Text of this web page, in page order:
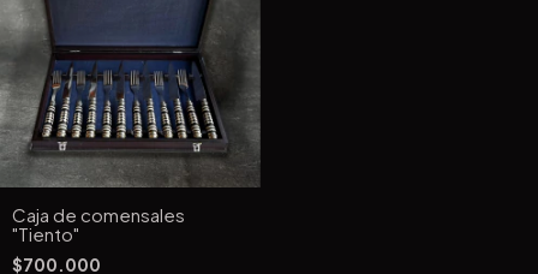
Caja de comensales
"Tiento"
$700.000